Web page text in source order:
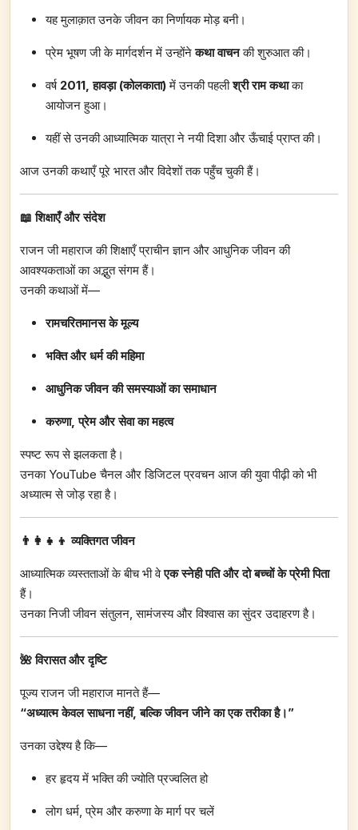
यह मुलाक़ात उनके जीवन का निर्णायक मोड़ बनी।
प्रेम भूषण जी के मार्गदर्शन में उन्होंनेकथा वाचनकी शुरुआत की।
वर्ष 2011,हावड़ा (कोलकाता)में उनकी पहलीश्री राम कथाका
आयोजन हुआ।
यहीं से उनकी आध्यात्मिक यात्रा ने नयी दिशा और ऊँचाई प्राप्त की।
आज उनकी कथाएँ पूरे भारत और विदेशों तक पहुँच चुकी हैं।
📖 शिक्षाएँ और संदेश
राजन जी महाराज की शिक्षाएँ प्राचीन ज्ञान और आधुनिक जीवन की
आवश्यकताओं का अद्भुत संगम हैं।
उनकी कथाओं में—
रामचरितमानस के मूल्य
भक्ति और धर्म की महिमा
आधुनिक जीवन की समस्याओं का समाधान
करुणा,प्रेम और सेवा का महत्व
स्पष्ट रूप से झलकता है।
उनका YouTube चैनल और डिजिटल प्रवचन आज की युवा पीढ़ी को भी
अध्यात्म से जोड़ रहा है।
👨‍👩‍👧‍👦 व्यक्तिगत जीवन
आध्यात्मिक व्यस्तताओं के बीच भी वेएक स्नेही पति और दो बच्चों के प्रेमी पिता
हैं।
उनका निजी जीवन संतुलन, सामंजस्य और विश्वास का सुंदर उदाहरण है।
🌺 विरासत और दृष्टि
पूज्य राजन जी महाराज मानते हैं—
“अध्यात्म केवल साधना नहीं,बल्कि जीवन जीने का एक तरीका है।”
उनका उद्देश्य है कि—
हर हृदय में भक्ति की ज्योति प्रज्वलित हो
लोग धर्म, प्रेम और करुणा के मार्ग पर चलें